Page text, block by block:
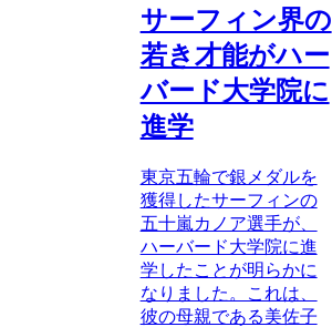
サーフィン界の
若き才能がハー
バード大学院に
進学
東京五輪で銀メダルを
獲得したサーフィンの
五十嵐カノア選手が、
ハーバード大学院に進
学したことが明らかに
なりました。これは、
彼の母親である美佐子